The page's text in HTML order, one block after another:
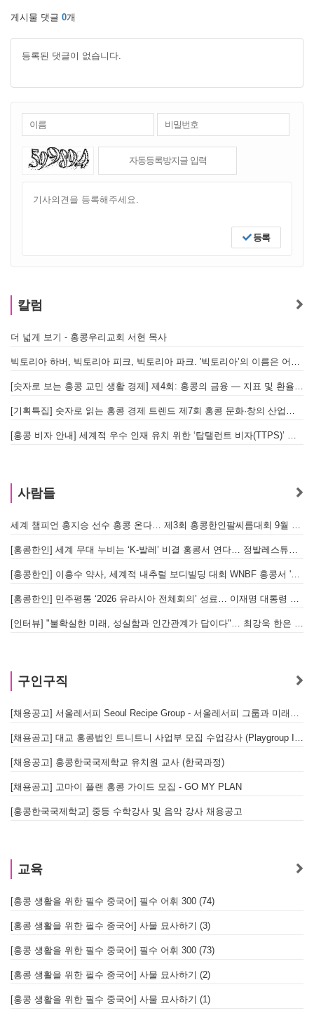
게시물 댓글 0개
등록된 댓글이 없습니다.
등록
칼럼
더 넓게 보기 - 홍콩우리교회 서현 목사
사람들
구인구직
[채용공고] 홍콩한국국제학교 유치원 교사 (한국과정)
[채용공고] 고마이 플랜 홍콩 가이드 모집 - GO MY PLAN
[홍콩한국국제학교] 중등 수학강사 및 음악 강사 채용공고
교육
[홍콩 생활을 위한 필수 중국어] 필수 어휘 300 (74)
[홍콩 생활을 위한 필수 중국어] 사물 묘사하기 (3)
[홍콩 생활을 위한 필수 중국어] 필수 어휘 300 (73)
[홍콩 생활을 위한 필수 중국어] 사물 묘사하기 (2)
[홍콩 생활을 위한 필수 중국어] 사물 묘사하기 (1)